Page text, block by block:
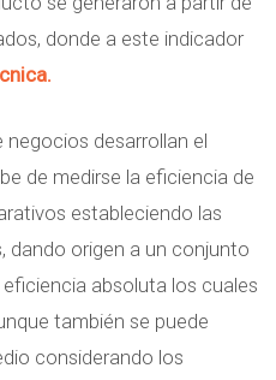
donde a este indicador
negocios desarrollan el
de medirse la eficiencia de
estableciendo las
dando origen a un conjunto
absoluta los cuales
también se puede
considerando los